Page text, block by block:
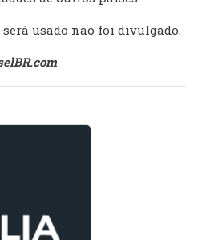
será usado não foi divulgado.